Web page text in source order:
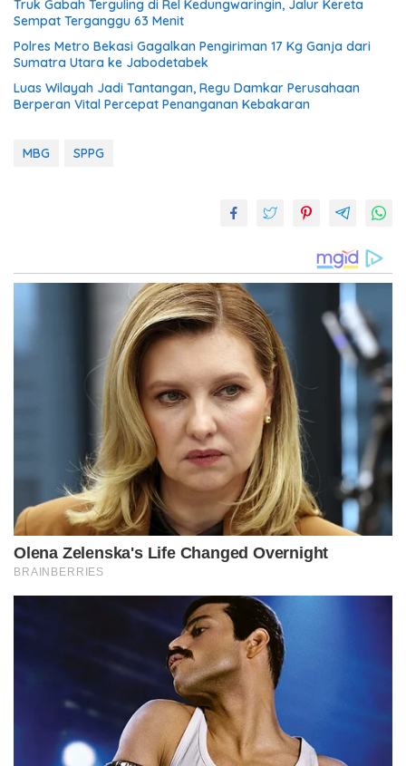
Truk Gabah Terguling di Rel Kedungwaringin, Jalur Kereta
Sempat Terganggu 63 Menit
Polres Metro Bekasi Gagalkan Pengiriman 17 Kg Ganja dari
Sumatra Utara ke Jabodetabek
Luas Wilayah Jadi Tantangan, Regu Damkar Perusahaan
Berperan Vital Percepat Penanganan Kebakaran
MBG SPPG